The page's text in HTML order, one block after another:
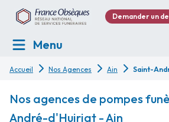
Demander un
Menu
Accueil Nos Agences Ain Saint-
Nos agences de pompes
André-d'Huiriat - Ain